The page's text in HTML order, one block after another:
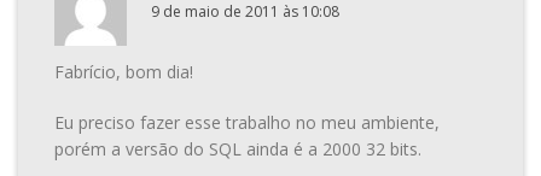
9 de maio de 2011 às 10:08
Fabrício, bom dia!
Eu preciso fazer esse trabalho no meu ambiente,
porém a versão do SQL ainda é a 2000 32 bits.